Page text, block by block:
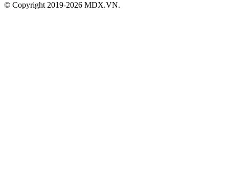
© Copyright 2019-2026 MDX.VN.